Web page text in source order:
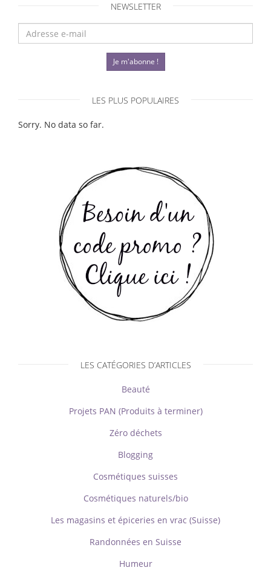
NEWSLETTER
Je m'abonne !
LES PLUS POPULAIRES
Sorry. No data so far.
LES CATÉGORIES D’ARTICLES
Beauté
Projets PAN (Produits à terminer)
Zéro déchets
Blogging
Cosmétiques suisses
Cosmétiques naturels/bio
Les magasins et épiceries en vrac (Suisse)
Randonnées en Suisse
Humeur